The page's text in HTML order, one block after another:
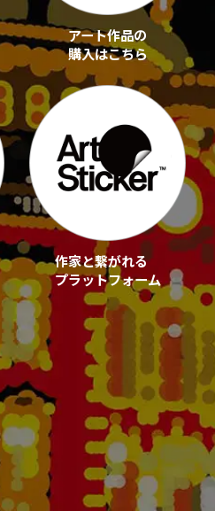
アート作品の
購入はこちら
作家と繋がれる
プラットフォーム